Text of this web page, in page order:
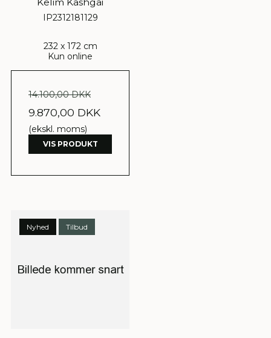
IP2312181129
232 x 172 cm
Kun online
14.100,00 DKK
9.870,00 DKK
(ekskl. moms)
VIS PRODUKT
Nyhed Tilbud